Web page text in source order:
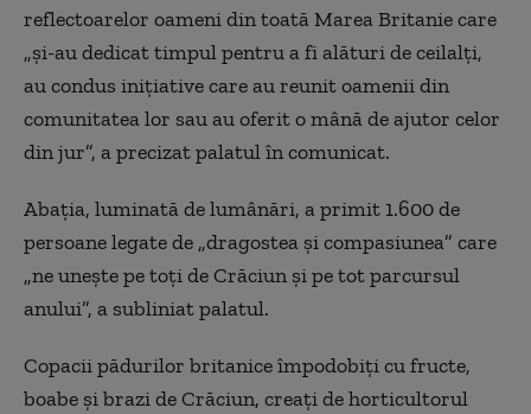
reflectoarelor oameni din toată Marea Britanie care
„şi-au dedicat timpul pentru a fi alături de ceilalţi,
au condus iniţiative care au reunit oamenii din
comunitatea lor sau au oferit o mână de ajutor celor
din jur”, a precizat palatul în comunicat.
Abaţia, luminată de lumânări, a primit 1.600 de
persoane legate de „dragostea şi compasiunea” care
„ne uneşte pe toţi de Crăciun şi pe tot parcursul
anului”, a subliniat palatul.
Copacii pădurilor britanice împodobiţi cu fructe,
boabe şi brazi de Crăciun, creaţi de horticultorul